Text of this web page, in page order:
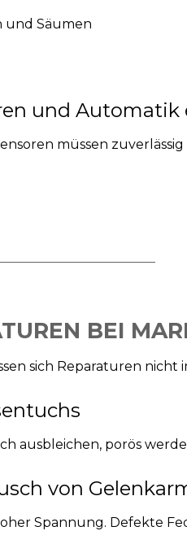
Säumen
und Automatik
müssen
BEI
sich Reparaturen
ausbleichen, porös
von
Spannung. Defekte